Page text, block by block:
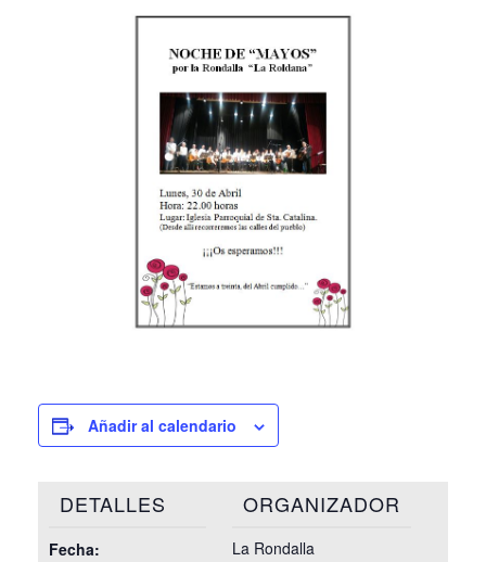
Añadir al calendario
DETALLES
Fecha:
ORGANIZADOR
La Rondalla